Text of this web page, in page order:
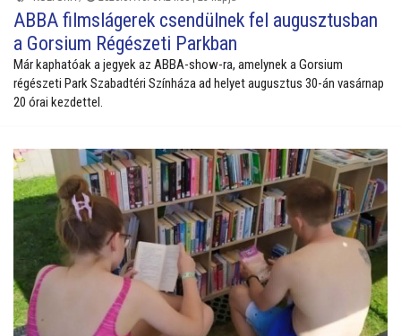
ABBA filmslágerek csendülnek fel augusztusban
a Gorsium Régészeti Parkban
Már kaphatóak a jegyek az ABBA-show-ra, amelynek a Gorsium
régészeti Park Szabadtéri Színháza ad helyet augusztus 30-án vasárnap
20 órai kezdettel.